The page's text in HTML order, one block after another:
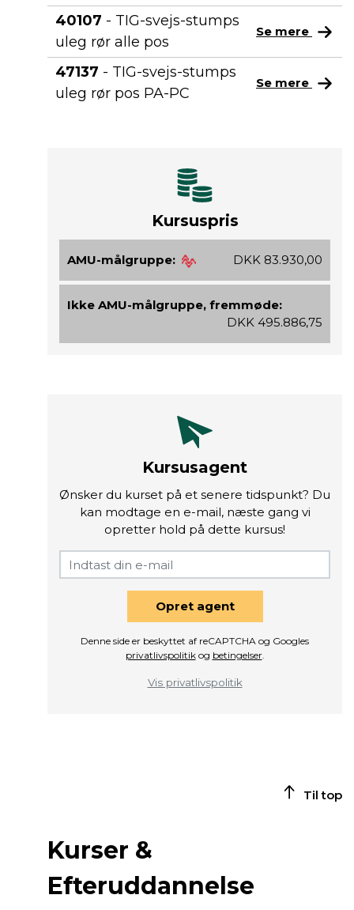
40107 - TIG-svejs-stumps
uleg rør alle pos
Se mere
47137 - TIG-svejs-stumps
uleg rør pos PA-PC
Se mere
Kursuspris
AMU-målgruppe: DKK 83.930,00
Ikke AMU-målgruppe, fremmøde:
DKK 495.886,75
Kursusagent
Ønsker du kurset på et senere tidspunkt? Du
kan modtage en e-mail, næste gang vi
opretter hold på dette kursus!
Opret agent
Denne side er beskyttet af reCAPTCHA og Googles
privatlivspolitikog betingelser.
Vis privatlivspolitik
Til top
Kurser &
Efteruddannelse